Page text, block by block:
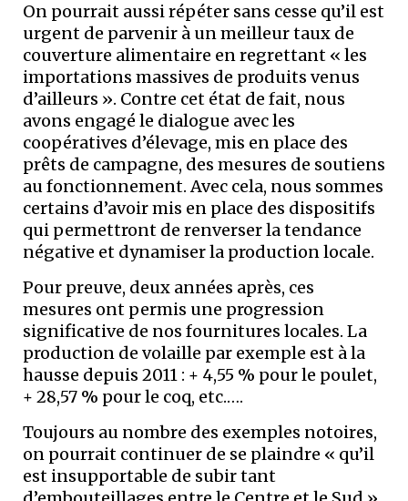
On pourrait aussi répéter sans cesse qu’il est
urgent de parvenir à un meilleur taux de
couverture alimentaire en regrettant « les
importations massives de produits venus
d’ailleurs ». Contre cet état de fait, nous
avons engagé le dialogue avec les
coopératives d’élevage, mis en place des
prêts de campagne, des mesures de soutiens
au fonctionnement. Avec cela, nous sommes
certains d’avoir mis en place des dispositifs
qui permettront de renverser la tendance
négative et dynamiser la production locale.
Pour preuve, deux années après, ces
mesures ont permis une progression
significative de nos fournitures locales. La
production de volaille par exemple est à la
hausse depuis 2011 : + 4,55 % pour le poulet,
+ 28,57 % pour le coq, etc.….
Toujours au nombre des exemples notoires,
on pourrait continuer de se plaindre « qu’il
est insupportable de subir tant